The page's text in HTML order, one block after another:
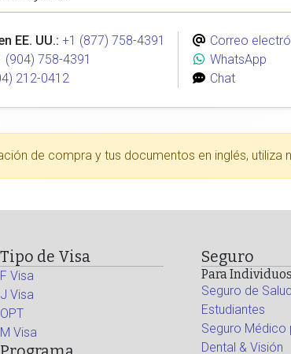
EE. UU.: +1 (877) 758-4391
(904) 758-4391
212-0412
Correo
WhatsApp
Chat
de compra y tus documentos en inglés, utiliza
Tipo de Visa
F Visa
J Visa
OPT
M Visa
Seguro
Para Individuos
Seguro de
Estudiantes
Seguro Médico
Dental & Visión